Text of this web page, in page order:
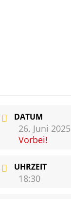
DATUM
26. Juni 2025
Vorbei!
UHRZEIT
18:30